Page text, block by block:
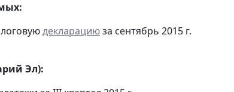
декларациюза сентябрь 2015 г.
Эл):